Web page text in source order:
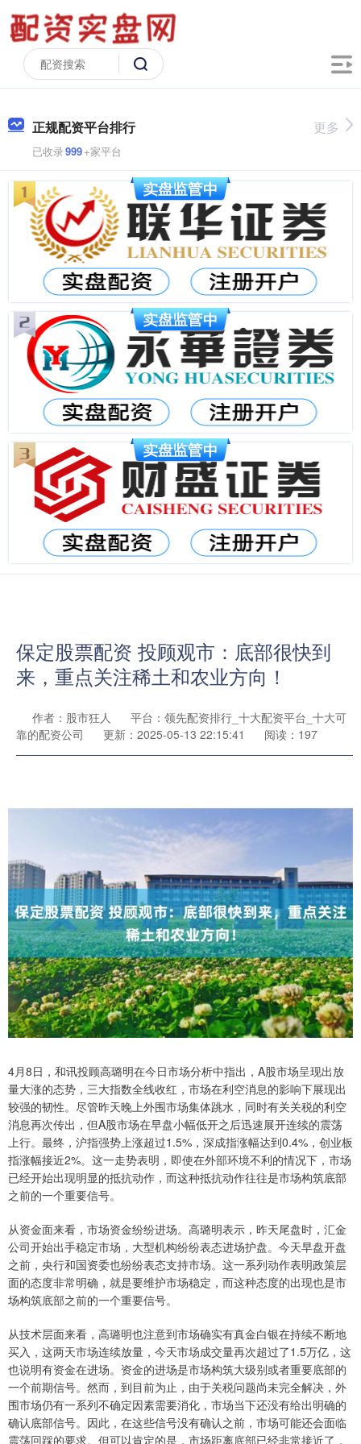
正规配资平台排行
已收录999+家平台
更多
保定股票配资 投顾观市：底部很快到
来，重点关注稀土和农业方向！
作者：股市狂人
平台：领先配资排行_十大配资平台_十大可
靠的配资公司
更新：2025-05-13 22:15:41 阅读：197
4月8日，和讯投顾高璐明在今日市场分析中指出，A股市场呈现出放
量大涨的态势，三大指数全线收红，市场在利空消息的影响下展现出
较强的韧性。尽管昨天晚上外围市场集体跳水，同时有关关税的利空
消息再次传出，但A股市场在早盘小幅低开之后迅速展开连续的震荡
上行。最终，沪指强势上涨超过1.5%，深成指涨幅达到0.4%，创业板
指涨幅接近2%。这一走势表明，即使在外部环境不利的情况下，市场
已经开始出现明显的抵抗动作，而这种抵抗动作往往是市场构筑底部
之前的一个重要信号。
从资金面来看，市场资金纷纷进场。高璐明表示，昨天尾盘时，汇金
公司开始出手稳定市场，大型机构纷纷表态进场护盘。今天早盘开盘
之前，央行和国资委也纷纷表态支持市场。这一系列动作表明政策层
面的态度非常明确，就是要维护市场稳定，而这种态度的出现也是市
场构筑底部之前的一个重要信号。
从技术层面来看，高璐明也注意到市场确实有真金白银在持续不断地
买入，这两天市场连续放量，今天市场成交量再次超过了1.5万亿，这
也说明有资金在进场。资金的进场是市场构筑大级别或者重要底部的
一个前期信号。然而，到目前为止，由于关税问题尚未完全解决，外
围市场仍有一系列不确定因素需要消化，市场当下还没有给出明确的
确认底部信号。因此，在这些信号没有确认之前，市场可能还会面临
震荡回踩的要求。但可以肯定的是，市场距离底部已经非常接近了，